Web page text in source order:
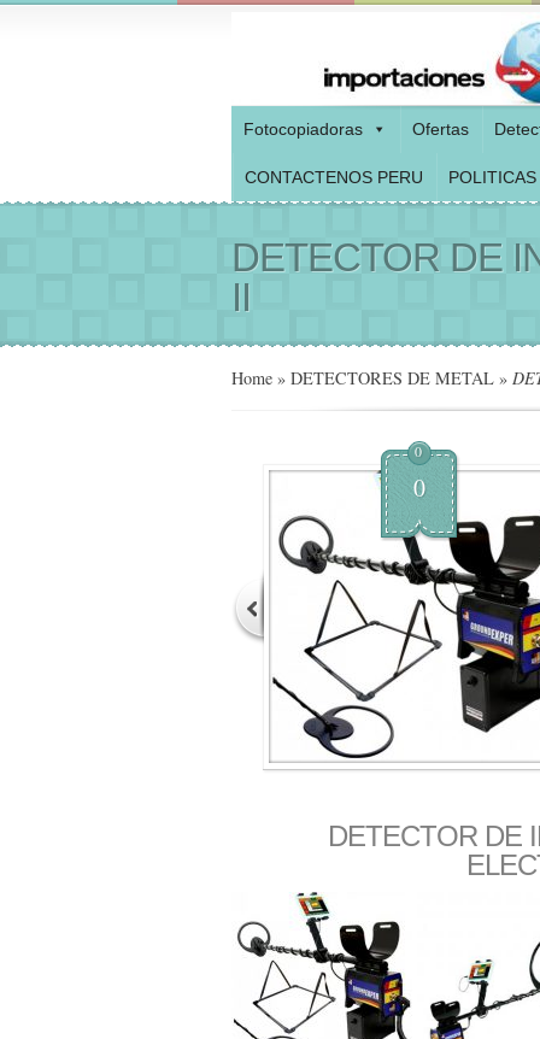
Fotocopiadoras Ofertas
CONTACTENOS PERU
DETECTOR DE
II
Home » DETECTORES DE METAL »
0
0
DETECTOR DE